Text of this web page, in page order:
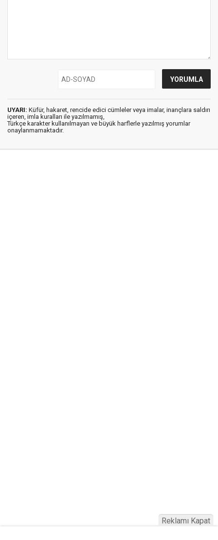
UYARI: Küfür, hakaret, rencide edici cümleler veya imalar, inançlara saldırı
içeren, imla kuralları ile yazılmamış,
Türkçe karakter kullanılmayan ve büyük harflerle yazılmış yorumlar
onaylanmamaktadır.
Reklamı Kapat